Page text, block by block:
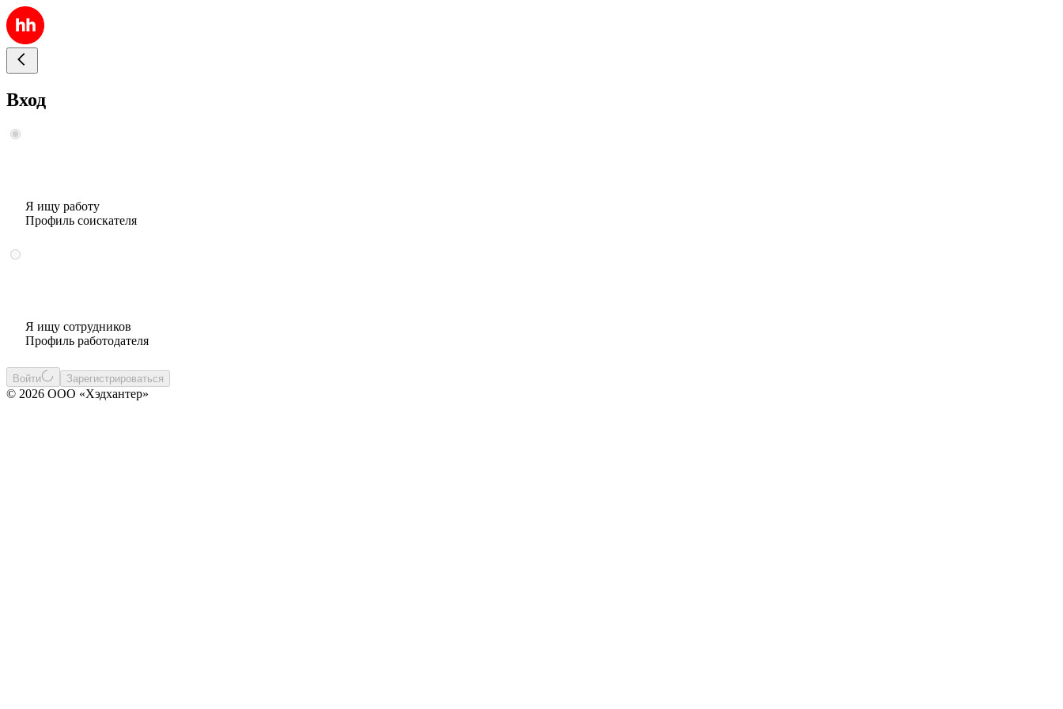
Вход
Я ищу работу
Профиль соискателя
Я ищу сотрудников
Профиль работодателя
Войти Зарегистрироваться
© 2026 ООО «Хэдхантер»